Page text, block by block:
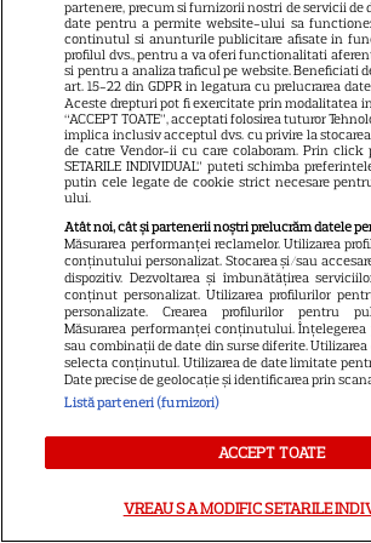
Libertatea
Libertatea pentru
GSP
Avantaje
Elle
Unica
Retete practice
partenere, precum si furnizorii nostri de servicii de
date pentru a permite website-ului sa
continutul si anunturile publicitare afisate in
profilul dvs., pentru a va oferi functionalitati
si pentru a analiza traficul pe website. Beneficiati
art. 15-22 din GDPR in legatura cu prelucrarea
Aceste drepturi pot fi exercitate prin modalitatea
“ACCEPT TOATE”, acceptati folosirea tuturor
implica inclusiv acceptul dvs. cu privire la
de catre Vendor-ii cu care colaboram. Prin click
SETARILE INDIVIDUAL” puteti schimba
putin cele legate de cookie strict necesare
ului.
Atât noi, cât și partenerii noștri prelucrăm datele
Măsurarea performanței reclamelor. Utilizarea
conținutului personalizat. Stocarea și/sau
dispozitiv. Dezvoltarea și îmbunătățirea
conținut personalizat. Utilizarea profilurilor
personalizate. Crearea profilurilor pentru
Măsurarea performanței conținutului.
sau combinații de date din surse diferite.
selecta conținutul. Utilizarea de date limitate
Date precise de geolocație și identificarea prin
Listă parteneri (furnizori)
ACCEPT TOATE
VREAU SA MODIFIC SETARILE